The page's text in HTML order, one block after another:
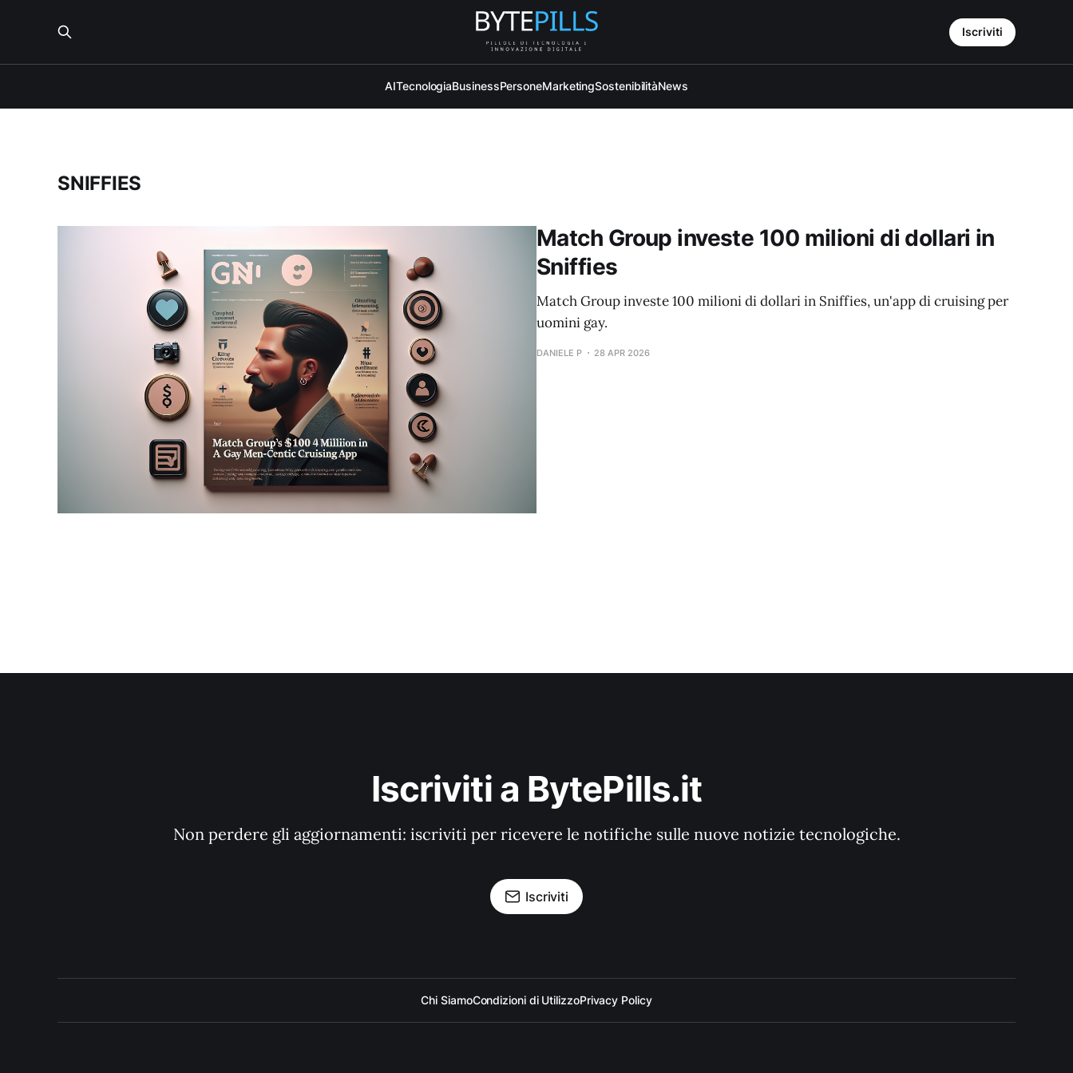
AITecnologiaBusinessPersoneMarketingSostenibilitàNews
Iscriviti
SNIFFIES
Match Group investe 100 milioni di dollari in
Sniffies
Match Group investe 100 milioni di dollari in Sniffies, un'app di cruising per
uomini gay.
DANIELE P 28 APR 2026
Iscriviti a BytePills.it
Non perdere gli aggiornamenti: iscriviti per ricevere le notifiche sulle nuove notizie tecnologiche.
Iscriviti
Chi SiamoCondizioni di UtilizzoPrivacy Policy